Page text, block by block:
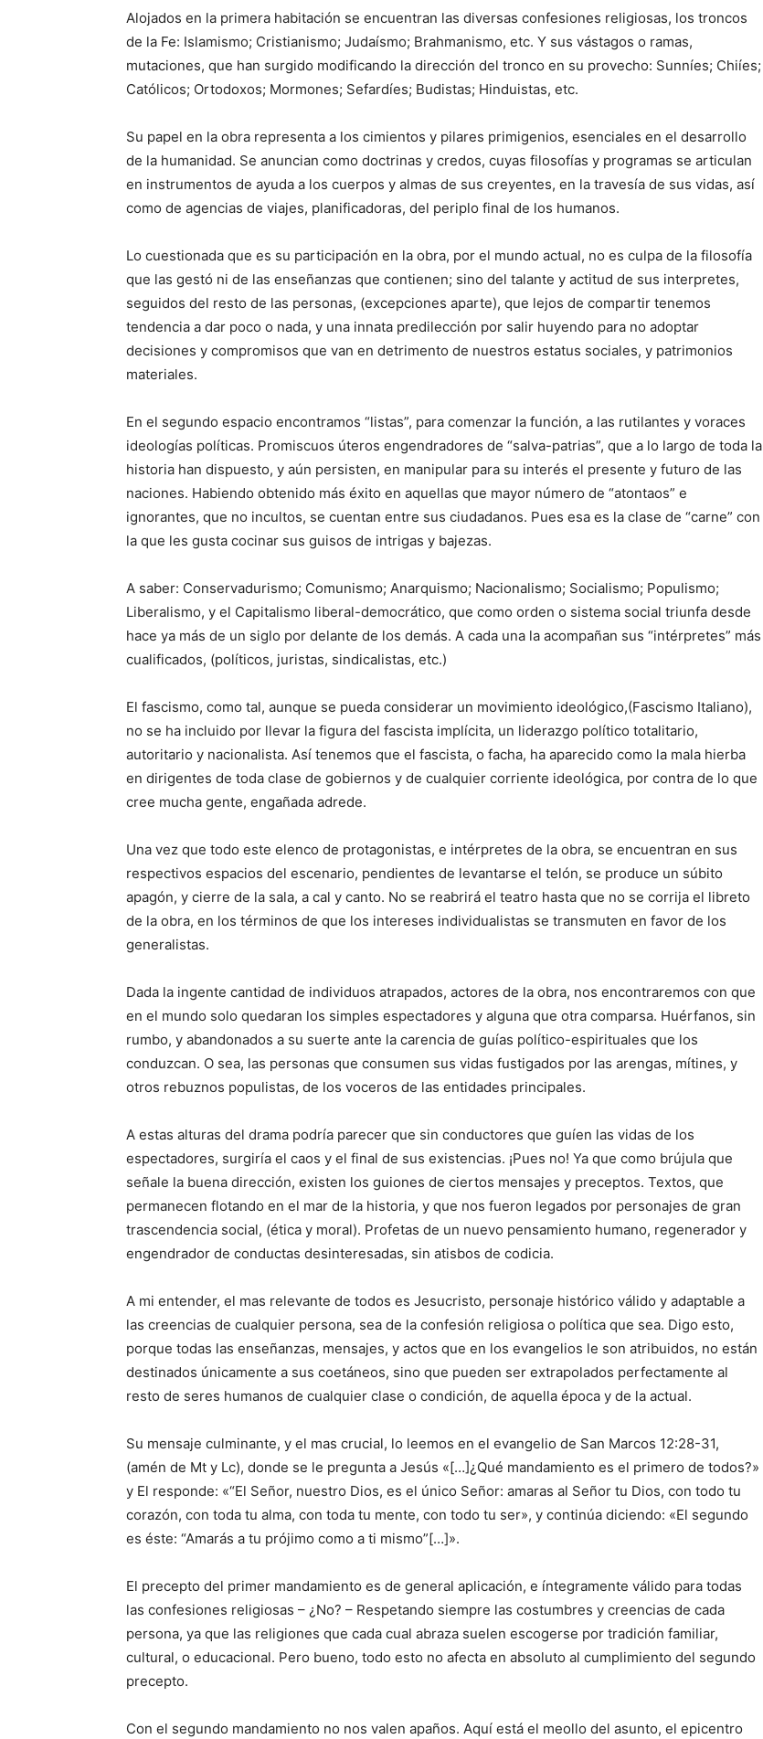
Alojados en la primera habitación se encuentran las diversas confesiones religiosas, los troncos
de la Fe: Islamismo; Cristianismo; Judaísmo; Brahmanismo, etc. Y sus vástagos o ramas,
mutaciones, que han surgido modificando la dirección del tronco en su provecho: Sunníes; Chiíes;
Católicos; Ortodoxos; Mormones; Sefardíes; Budistas; Hinduistas, etc.
Su papel en la obra representa a los cimientos y pilares primigenios, esenciales en el desarrollo
de la humanidad. Se anuncian como doctrinas y credos, cuyas filosofías y programas se articulan
en instrumentos de ayuda a los cuerpos y almas de sus creyentes, en la travesía de sus vidas, así
como de agencias de viajes, planificadoras, del periplo final de los humanos.
Lo cuestionada que es su participación en la obra, por el mundo actual, no es culpa de la filosofía
que las gestó ni de las enseñanzas que contienen; sino del talante y actitud de sus interpretes,
seguidos del resto de las personas, (excepciones aparte), que lejos de compartir tenemos
tendencia a dar poco o nada, y una innata predilección por salir huyendo para no adoptar
decisiones y compromisos que van en detrimento de nuestros estatus sociales, y patrimonios
materiales.
En el segundo espacio encontramos “listas”, para comenzar la función, a las rutilantes y voraces
ideologías políticas. Promiscuos úteros engendradores de “salva-patrias”, que a lo largo de toda la
historia han dispuesto, y aún persisten, en manipular para su interés el presente y futuro de las
naciones. Habiendo obtenido más éxito en aquellas que mayor número de “atontaos” e
ignorantes, que no incultos, se cuentan entre sus ciudadanos. Pues esa es la clase de “carne” con
la que les gusta cocinar sus guisos de intrigas y bajezas.
A saber: Conservadurismo; Comunismo; Anarquismo; Nacionalismo; Socialismo; Populismo;
Liberalismo, y el Capitalismo liberal-democrático, que como orden o sistema social triunfa desde
hace ya más de un siglo por delante de los demás. A cada una la acompañan sus “intérpretes” más
cualificados, (políticos, juristas, sindicalistas, etc.)
El fascismo, como tal, aunque se pueda considerar un movimiento ideológico,(Fascismo Italiano),
no se ha incluido por llevar la figura del fascista implícita, un liderazgo político totalitario,
autoritario y nacionalista. Así tenemos que el fascista, o facha, ha aparecido como la mala hierba
en dirigentes de toda clase de gobiernos y de cualquier corriente ideológica, por contra de lo que
cree mucha gente, engañada adrede.
Una vez que todo este elenco de protagonistas, e intérpretes de la obra, se encuentran en sus
respectivos espacios del escenario, pendientes de levantarse el telón, se produce un súbito
apagón, y cierre de la sala, a cal y canto. No se reabrirá el teatro hasta que no se corrija el libreto
de la obra, en los términos de que los intereses individualistas se transmuten en favor de los
generalistas.
Dada la ingente cantidad de individuos atrapados, actores de la obra, nos encontraremos con que
en el mundo solo quedaran los simples espectadores y alguna que otra comparsa. Huérfanos, sin
rumbo, y abandonados a su suerte ante la carencia de guías político-espirituales que los
conduzcan. O sea, las personas que consumen sus vidas fustigados por las arengas, mítines, y
otros rebuznos populistas, de los voceros de las entidades principales.
A estas alturas del drama podría parecer que sin conductores que guíen las vidas de los
espectadores, surgiría el caos y el final de sus existencias. ¡Pues no! Ya que como brújula que
señale la buena dirección, existen los guiones de ciertos mensajes y preceptos. Textos, que
permanecen flotando en el mar de la historia, y que nos fueron legados por personajes de gran
trascendencia social, (ética y moral). Profetas de un nuevo pensamiento humano, regenerador y
engendrador de conductas desinteresadas, sin atisbos de codicia.
A mi entender, el mas relevante de todos es Jesucristo, personaje histórico válido y adaptable a
las creencias de cualquier persona, sea de la confesión religiosa o política que sea. Digo esto,
porque todas las enseñanzas, mensajes, y actos que en los evangelios le son atribuidos, no están
destinados únicamente a sus coetáneos, sino que pueden ser extrapolados perfectamente al
resto de seres humanos de cualquier clase o condición, de aquella época y de la actual.
Su mensaje culminante, y el mas crucial, lo leemos en el evangelio de San Marcos 12:28-31,
(amén de Mt y Lc), donde se le pregunta a Jesús «[…]¿Qué mandamiento es el primero de todos?»
y El responde: «“El Señor, nuestro Dios, es el único Señor: amaras al Señor tu Dios, con todo tu
corazón, con toda tu alma, con toda tu mente, con todo tu ser», y continúa diciendo: «El segundo
es éste: “Amarás a tu prójimo como a ti mismo”[…]».
El precepto del primer mandamiento es de general aplicación, e íntegramente válido para todas
las confesiones religiosas – ¿No? – Respetando siempre las costumbres y creencias de cada
persona, ya que las religiones que cada cual abraza suelen escogerse por tradición familiar,
cultural, o educacional. Pero bueno, todo esto no afecta en absoluto al cumplimiento del segundo
precepto.
Con el segundo mandamiento no nos valen apaños. Aquí está el meollo del asunto, el epicentro